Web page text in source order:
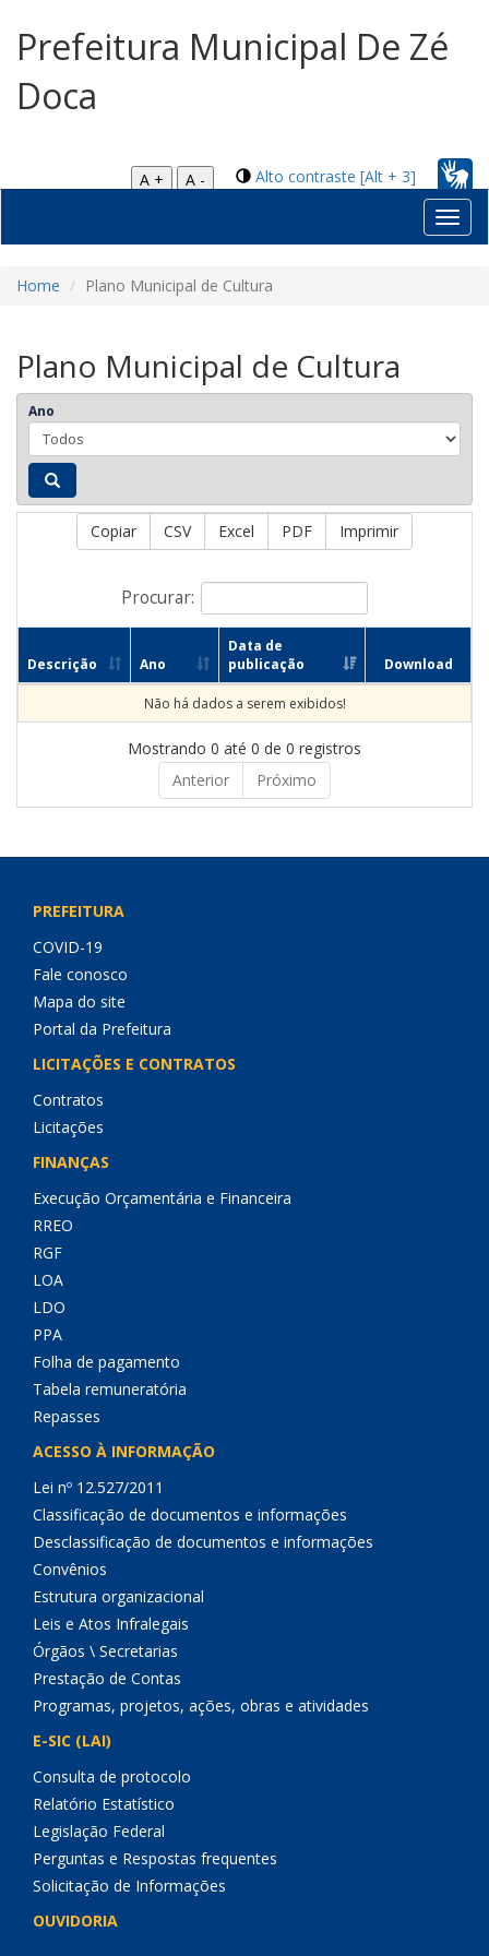
Prefeitura Municipal De Zé
Doca
Alto contraste [Alt + 3]
A +
A -
Home Plano Municipal de Cultura
Plano Municipal de Cultura
Ano
Copiar CSV Excel PDF Imprimir
Procurar:
Descrição Ano
Data de
publicação
Download
Não há dados a serem exibidos!
Mostrando 0 até 0 de 0 registros
Anterior
Próximo
PREFEITURA
COVID-19
Fale conosco
Mapa do site
Portal da Prefeitura
LICITAÇÕES E CONTRATOS
Contratos
Licitações
FINANÇAS
Execução Orçamentária e Financeira
RREO
RGF
LOA
LDO
PPA
Folha de pagamento
Tabela remuneratória
Repasses
ACESSO À INFORMAÇÃO
Lei nº 12.527/2011
Classificação de documentos e informações
Desclassificação de documentos e informações
Convênios
Estrutura organizacional
Leis e Atos Infralegais
Órgãos \ Secretarias
Prestação de Contas
Programas, projetos, ações, obras e atividades
E-SIC (LAI)
Consulta de protocolo
Relatório Estatístico
Legislação Federal
Perguntas e Respostas frequentes
Solicitação de Informações
OUVIDORIA